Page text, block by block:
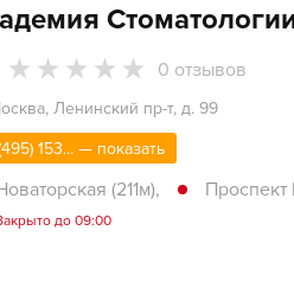
0 отзывов
Ленинский пр-т, д. 99
153... — показать
(211м), Проспект
до 09:00